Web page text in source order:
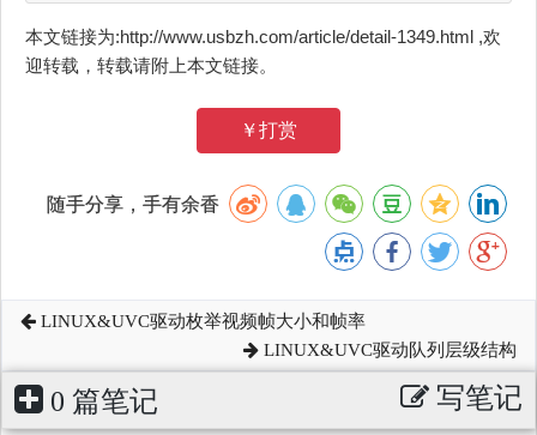
本文链接为:http://www.usbzh.com/article/detail-1349.html ,欢
迎转载，转载请附上本文链接。
￥打赏
随手分享，手有余香
LINUX&UVC驱动枚举视频帧大小和帧率
LINUX&UVC驱动队列层级结构
0 篇笔记 写笔记